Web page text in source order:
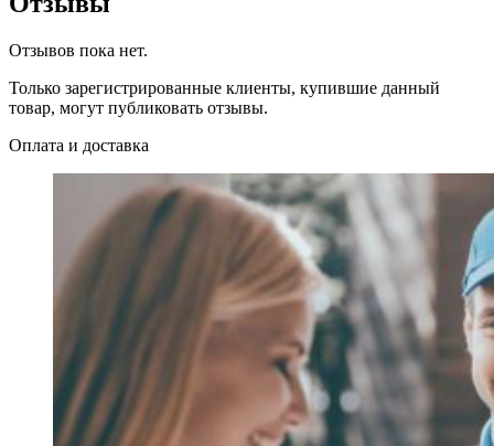
Отзывов пока нет.
Только зарегистрированные клиенты, купившие данный
товар, могут публиковать отзывы.
Оплата и доставка